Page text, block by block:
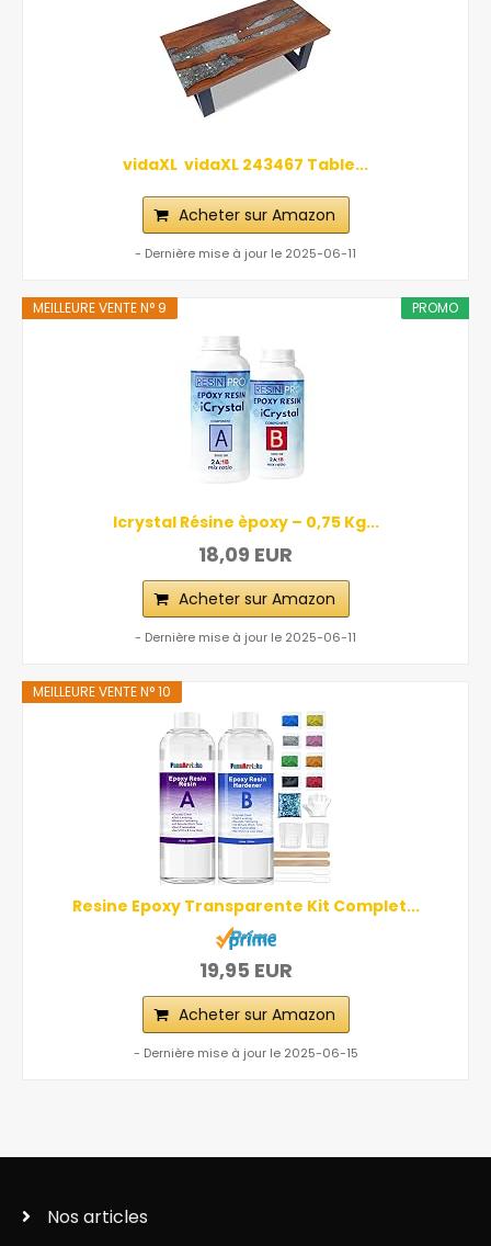
vidaXL ‎ vidaXL‎ ‎243467 Table...
Acheter sur Amazon
- Dernière mise à jour le 2025-06-11
PROMO
MEILLEURE VENTE N° 9
Icrystal Résine èpoxy – 0,75 Kg...
18,09 EUR
Acheter sur Amazon
- Dernière mise à jour le 2025-06-11
MEILLEURE VENTE N° 10
Resine Epoxy Transparente Kit Complet...
19,95 EUR
Acheter sur Amazon
- Dernière mise à jour le 2025-06-15
Nos articles